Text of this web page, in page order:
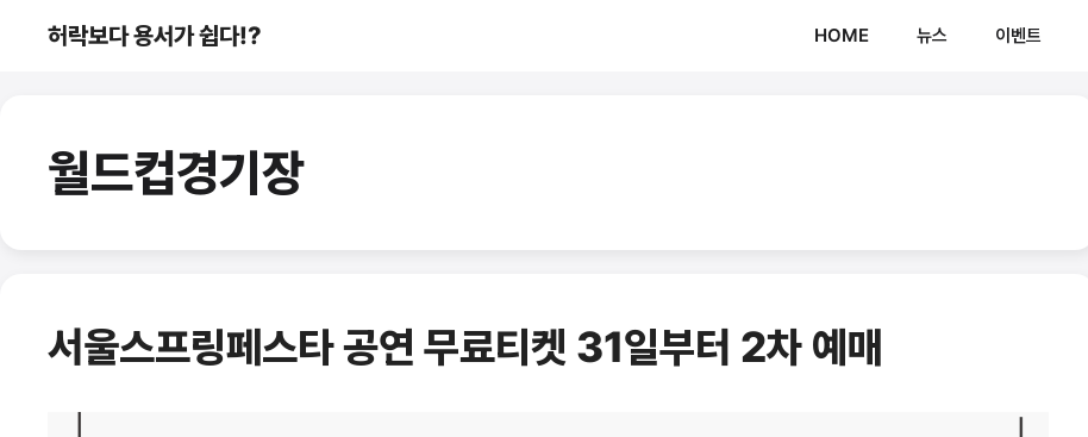
허락보다 용서가 쉽다!? HOME 뉴스 이벤트
월드컵경기장
서울스프링페스타 공연 무료티켓 31일부터 2차 예매